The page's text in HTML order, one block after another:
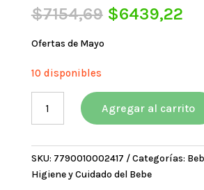
$7154,69 El
$6439,22El
Ofertas de Mayo
10 disponibles
Johnson's
Baby
Original
x
200
Agregar al carrito
SKU: 7790010002417 Categorías:
Higiene y Cuidado del Bebe